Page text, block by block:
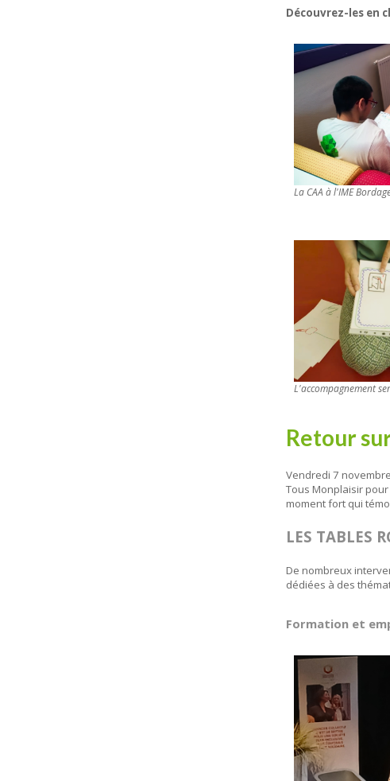
Découvrez-les en
La CAA à l'IME
L'accompagnement
Retour
Vendredi 7
Tous Monplaisir
moment fort qui
LES TABLES
De nombreux
dédiées à des
Formation et